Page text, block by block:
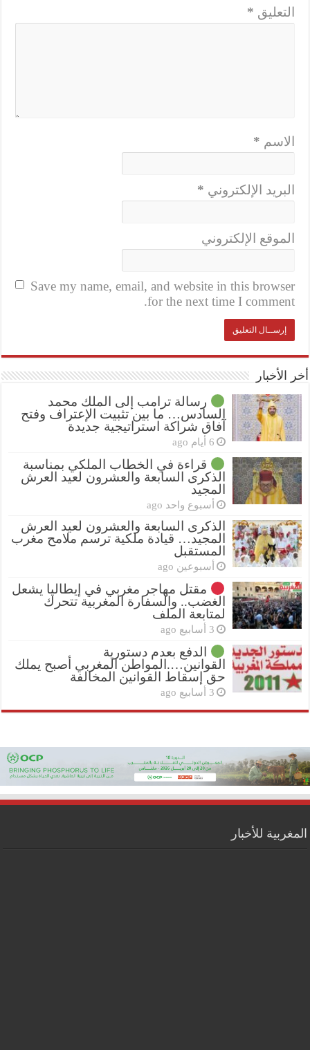
التعليق *
الاسم *
البريد الإلكتروني *
الموقع الإلكتروني
Save my name, email, and website in this browser
for the next time I comment.
أخر الأخبار
رسالة ترامب إلى الملك محمد
السادس… ما بين تثبيت الإعتراف وفتح
آفاق شراكة استراتيجية جديدة
6 أيام ago
قراءة في الخطاب الملكي بمناسبة
الذكرى السابعة والعشرون لعيد العرش
المجيد
أسبوع واحد ago
الذكرى السابعة والعشرون لعيد العرش
المجيد… قيادة ملكية ترسم ملامح مغرب
المستقبل
أسبوعين ago
مقتل مهاجر مغربي في إيطاليا يشعل
الغضب.. والسفارة المغربية تتحرك
لمتابعة الملف
3 أسابيع ago
الدفع بعدم دستورية
القوانين….المواطن المغربي أصبح يملك
حق إسقاط القوانين المخالفة
3 أسابيع ago
المغربية للأخبار